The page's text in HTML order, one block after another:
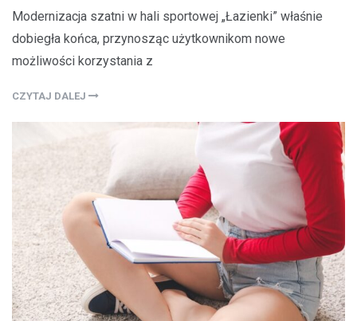
Modernizacja szatni w hali sportowej „Łazienki” właśnie
dobiegła końca, przynosząc użytkownikom nowe
możliwości korzystania z
CZYTAJ DALEJ